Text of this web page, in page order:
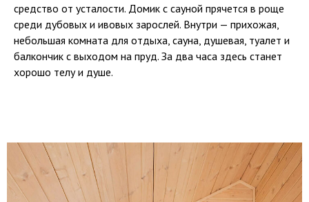
средство от усталости. Домик с сауной прячется в роще
среди дубовых и ивовых зарослей. Внутри — прихожая,
небольшая комната для отдыха, сауна, душевая, туалет и
балкончик с выходом на пруд. За два часа здесь станет
хорошо телу и душе.